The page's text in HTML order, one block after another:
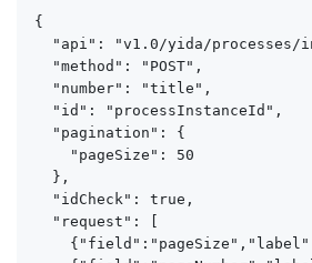
{
"api": "v1.0/yida/processes/
  "method": "POST",
  "number": "title",
  "id": "processInstanceId",
  "pagination": {
    "pageSize": 50
  },
  "idCheck": true,
  "request": [